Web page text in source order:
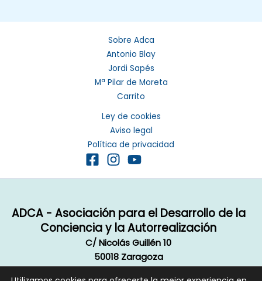
Sobre Adca
Antonio Blay
Jordi Sapés
Mª Pilar de Moreta
Carrito
Ley de cookies
Aviso legal
Política de privacidad
ADCA - Asociación para el Desarrollo de la
Conciencia y la Autorrealización
C/ Nicolás Guillén 10
50018 Zaragoza